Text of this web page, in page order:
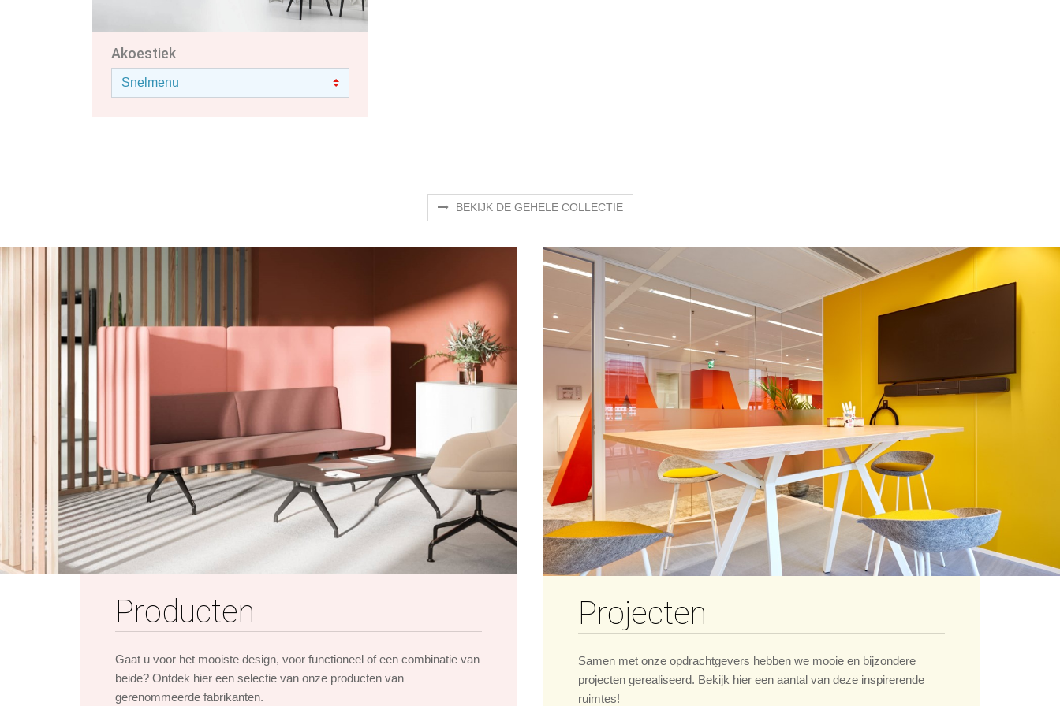
Akoestiek
BEKIJK DE GEHELE COLLECTIE
Producten
Gaat u voor het mooiste design, voor functioneel of een combinatie van
beide? Ontdek hier een selectie van onze producten van
gerenommeerde fabrikanten.
Projecten
Samen met onze opdrachtgevers hebben we mooie en bijzondere
projecten gerealiseerd. Bekijk hier een aantal van deze inspirerende
ruimtes!